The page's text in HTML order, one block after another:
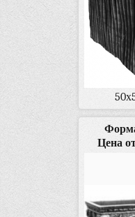
Цена